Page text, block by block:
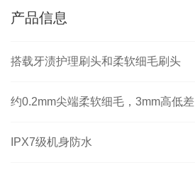
产品信息
搭载牙渍护理刷头和柔软细毛刷头
约0.2mm尖端柔软细毛，3mm高低差
IPX7级机身防水